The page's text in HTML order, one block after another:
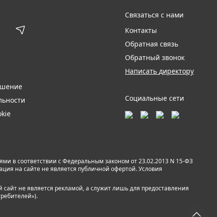
Связаться с нами
Контакты
Обратная связь
Обратный звонок
Написать директору
Социальные сети
в соответствии с Федеральным законом от 23.02.2013 N 15-ФЗ
на сайте не является публичной офертой. Условия
не является рекламой, а служит лишь для предоставления